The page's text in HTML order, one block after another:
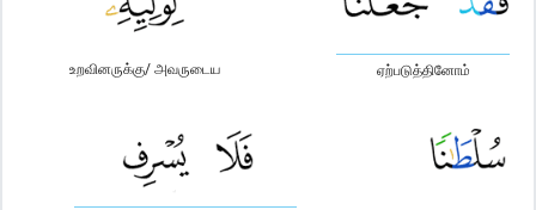
ஏற்படுத்தினோம்
உறவினருக்கு/ அவருடைய